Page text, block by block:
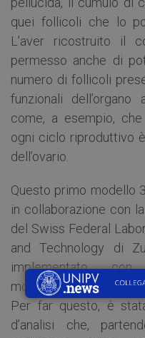
quei follicoli che lo
L’aver ricostruito il
permesso anche di
numero di follicoli
funzionali
come, a esempio,
ogni ciclo riproduttivo
dell’ovario.
Questo primo modello
in collaborazione con
del Swiss Federal
and Technology di
implementato con
molecolare delle
Per far questo, è
d’analisi che,